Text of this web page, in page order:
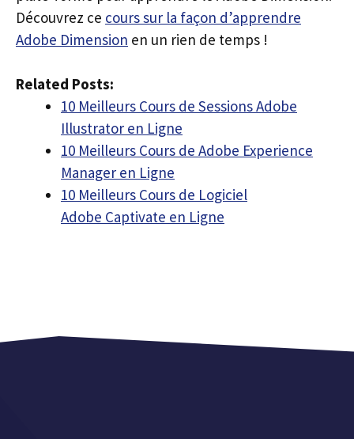
Découvrez ce cours sur la façon d’apprendre
Adobe Dimension en un rien de temps !
Related Posts:
10 Meilleurs Cours de Sessions Adobe
Illustrator en Ligne
10 Meilleurs Cours de Adobe Experience
Manager en Ligne
10 Meilleurs Cours de Logiciel
Adobe Captivate en Ligne